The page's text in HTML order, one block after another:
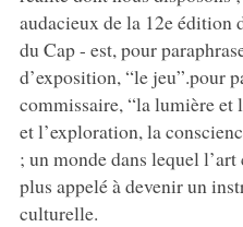
audacieux de la 12e édition
du Cap - est, pour
d’exposition, “le jeu”.pour
commissaire, “la lumière et
et l’exploration, la
; un monde dans lequel
plus appelé à devenir un
culturelle.